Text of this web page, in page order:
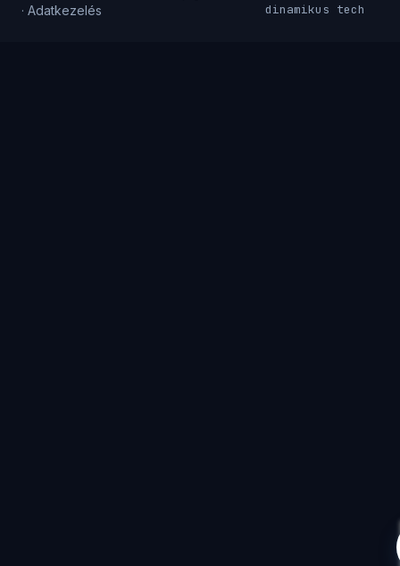
· Adatkezelés
dinamikus tech